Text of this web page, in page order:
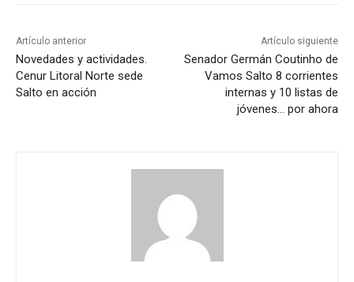
r
d
e
a
Artículo anterior
Novedades y actividades.
Cenur Litoral Norte sede
Salto en acción
Artículo siguiente
Senador Germán Coutinho de
Vamos Salto 8 corrientes
internas y 10 listas de
jóvenes… por ahora